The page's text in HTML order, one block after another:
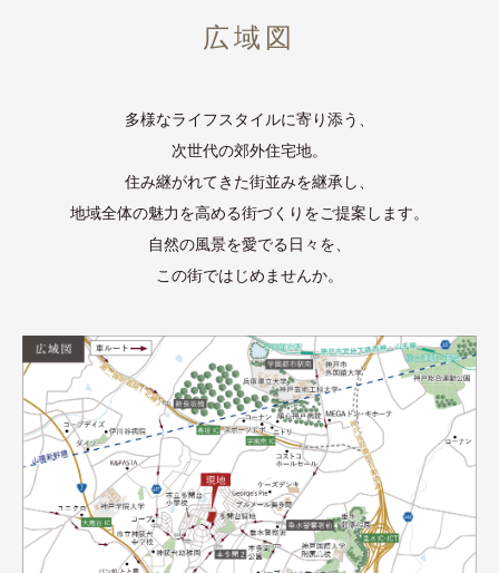
広域図
多様なライフスタイルに寄り添う、
次世代の郊外住宅地。
住み継がれてきた街並みを継承し、
地域全体の魅力を高める街づくりをご提案します。
自然の風景を愛でる日々を、
この街ではじめませんか。